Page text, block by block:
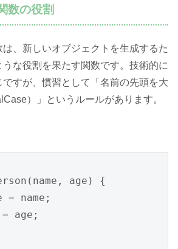
数の役割
、新しいオブジェクトを生成するた
な役割を果たす関数です。技術的に
すが、慣習として「名前の先頭を大
）」というルールがあります。
age) {